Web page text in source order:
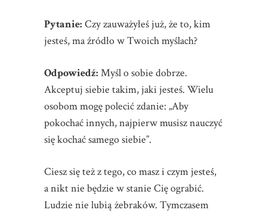
Pytanie: Czy zauważyłeś już, że to, kim
jesteś, ma źródło w Twoich myślach?
Odpowiedź: Myśl o sobie dobrze.
Akceptuj siebie takim, jaki jesteś. Wielu
osobom mogę polecić zdanie: „Aby
pokochać innych, najpierw musisz nauczyć
się kochać samego siebie”.
Ciesz się też z tego, co masz i czym jesteś,
a nikt nie będzie w stanie Cię ograbić.
Ludzie nie lubią żebraków. Tymczasem